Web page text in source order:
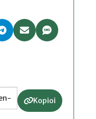
Kopioi